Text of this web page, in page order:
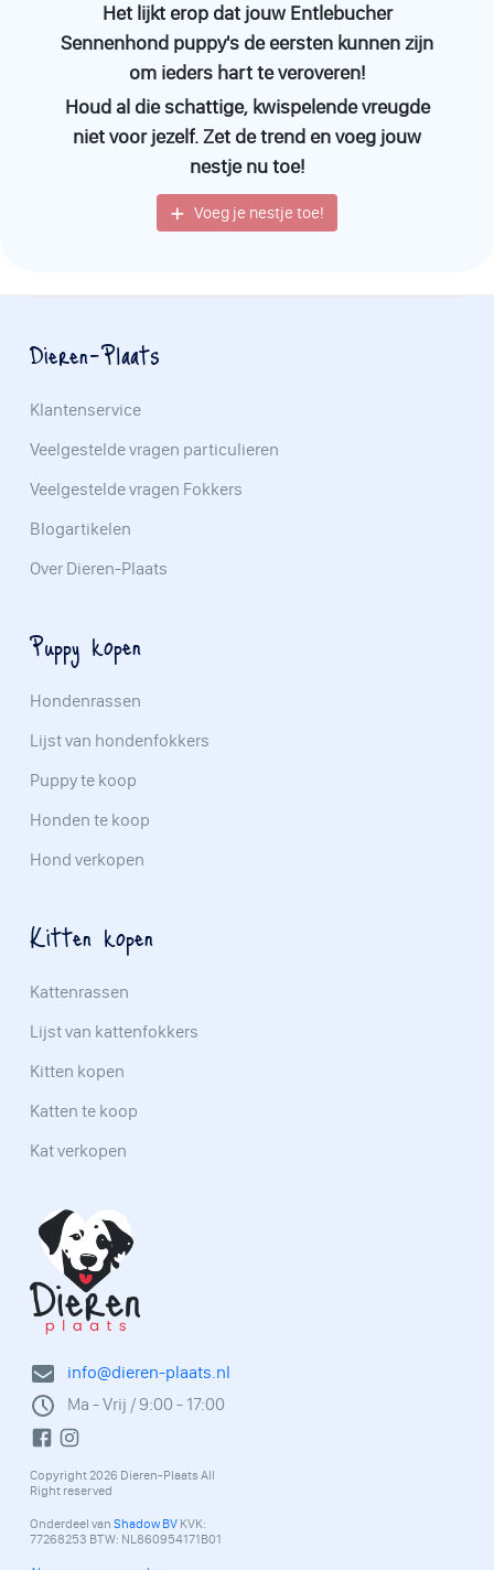
je! En mocht je vragen hebben, onze gemeenschap van
hondenliefhebbers staat klaar om je te ondersteunen in deze
Veel plezier met het vinden van jouwEntlebucher Sennenhond
en welkom in de wereld van deze geweldige, trouwe
vrienden. We zijn er zeker van dat deze puppy je leven zal
Het lijkt erop dat jouw Entlebucher
Sennenhond puppy's de eersten kunnen zijn
om ieders hart te veroveren!
Houd al die schattige, kwispelende vreugde
niet voor jezelf. Zet de trend en voeg jouw
nestje nu toe!
Voeg je nestje toe!
info@dieren-plaats.nl
Ma - Vrij / 9:00 - 17:00
Copyright 2026 Dieren-Plaats All
Right reserved
Onderdeel van Shadow BV KVK:
77268253 BTW: NL860954171B01
Dieren-Plaats
Klantenservice
Veelgestelde vragen particulieren
Veelgestelde vragen Fokkers
Blogartikelen
Over Dieren-Plaats
Puppy kopen
Hondenrassen
Lijst van hondenfokkers
Puppy te koop
Honden te koop
Hond verkopen
Kitten kopen
Kattenrassen
Lijst van kattenfokkers
Kitten kopen
Katten te koop
Kat verkopen